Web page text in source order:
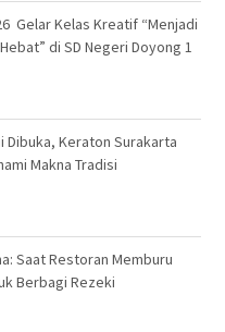
Gelar Kelas Kreatif “Menjadi
di SD Negeri Doyong 1
Dibuka, Keraton Surakarta
Makna Tradisi
Saat Restoran Memburu
Berbagi Rezeki